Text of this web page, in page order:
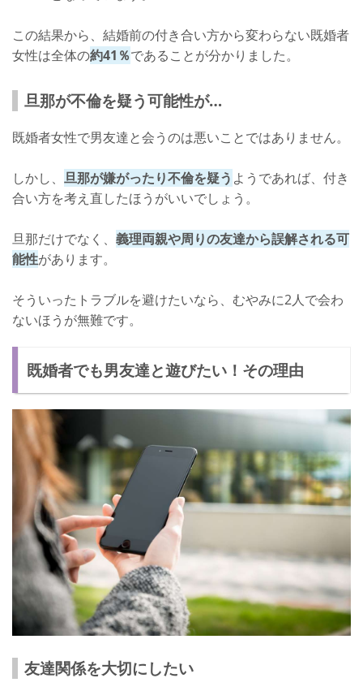
この結果から、結婚前の付き合い方から変わらない既婚者
女性は全体の約41％であることが分かりました。
旦那が不倫を疑う可能性が…
既婚者女性で男友達と会うのは悪いことではありません。
しかし、 旦那が嫌がったり不倫を疑う ようであれば、付き
合い方を考え直したほうがいいでしょう。
旦那だけでなく、 義理両親や周りの友達から誤解される可
能性があります。
そういったトラブルを避けたいなら、むやみに2人で会わ
ないほうが無難です。
既婚者でも男友達と遊びたい！その理由
友達関係を大切にしたい